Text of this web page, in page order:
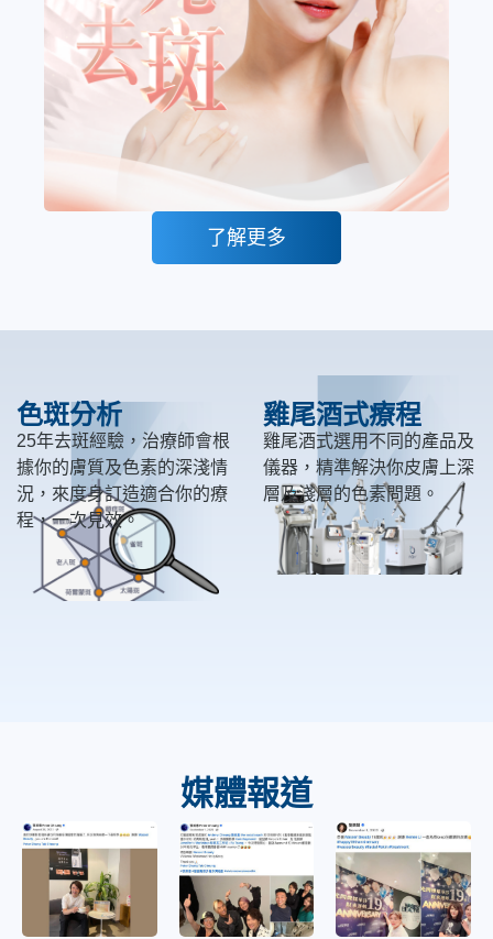
了解更多
色斑分析
25年去斑經驗，治療師會根
據你的膚質及色素的深淺情
況，來度身訂造適合你的療
程，一次見效。
雞尾酒式療程
雞尾酒式選用不同的產品及
儀器，精準解決你皮膚上深
層及淺層的色素問題。
媒體報道